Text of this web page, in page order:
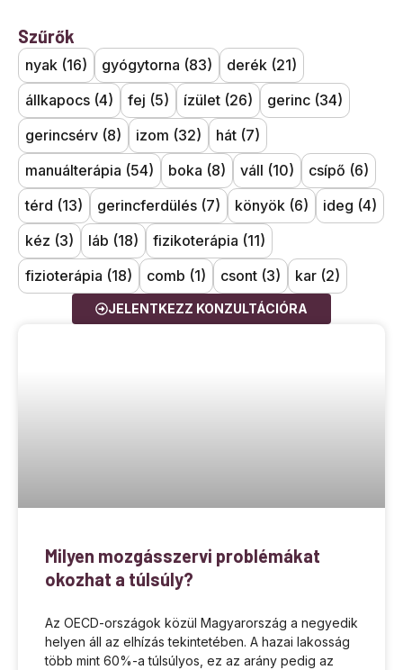
Szűrők
nyak (16) gyógytorna (83) derék (21)
állkapocs (4) fej (5) ízület (26) gerinc (34)
gerincsérv (8) izom (32) hát (7)
manuálterápia (54) boka (8) váll (10) csípő (6)
térd (13) gerincferdülés (7) könyök (6) ideg (4)
kéz (3) láb (18) fizikoterápia (11)
fizioterápia (18) comb (1) csont (3) kar (2)
JELENTKEZZ KONZULTÁCIÓRA
Milyen mozgásszervi problémákat
okozhat a túlsúly?
Az OECD-országok közül Magyarország a negyedik
helyen áll az elhízás tekintetében. A hazai lakosság
több mint 60%-a túlsúlyos, ez az arány pedig az